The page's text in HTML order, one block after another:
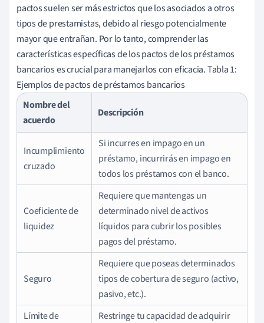
pactos suelen ser más estrictos que los asociados a otros
tipos de prestamistas, debido al riesgo potencialmente
mayor que entrañan. Por lo tanto, comprender las
características específicas de los pactos de los préstamos
bancarios es crucial para manejarlos con eficacia. Tabla 1:
Ejemplos de pactos de préstamos bancarios
Nombre del
acuerdo
Descripción
Incumplimiento
cruzado
Si incurres en impago en un
préstamo, incurrirás en impago en
todos los préstamos con el banco.
Coeficiente de
liquidez
Requiere que mantengas un
determinado nivel de activos
líquidos para cubrir los posibles
pagos del préstamo.
Seguro
Requiere que poseas determinados
tipos de cobertura de seguro (activo,
pasivo, etc.).
Límite de
Restringe tu capacidad de adquirir